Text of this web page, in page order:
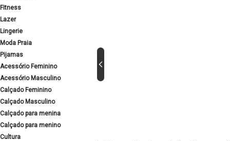
Fitness
Lazer
Lingerie
Moda Praia
Pijamas
Acessório Feminino
Acessório Masculino
Calçado Feminino
Calçado Masculino
Calçado para menina
Calçado para menino
Cultura